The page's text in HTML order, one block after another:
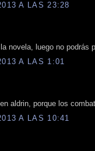
A LAS 23:28
novela, luego no podrás
A LAS 1:01
aldrin, porque los
A LAS 10:41